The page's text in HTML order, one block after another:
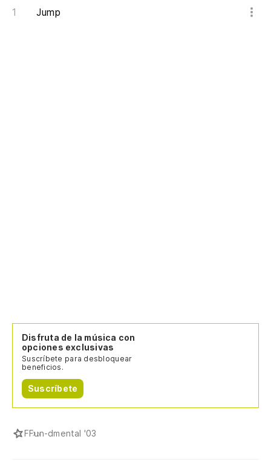
Jump
Disfruta de la música con
opciones exclusivas
Suscríbete para desbloquear
beneficios.
Suscríbete
FFun-dmental '03